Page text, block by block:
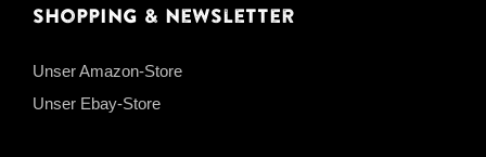
Shopping & Newsletter
Unser Amazon-Store
Unser Ebay-Store